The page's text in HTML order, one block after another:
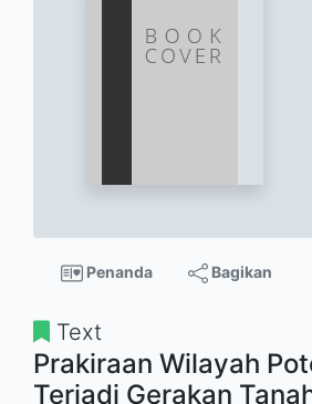
Penanda Bagikan
Text
Prakiraan Wilayah
Terjadi Gerakan